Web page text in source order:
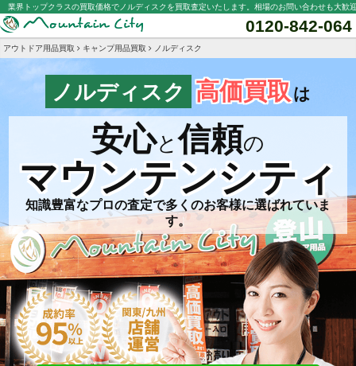
業界トップクラスの買取価格でノルディスクを買取査定いたします。相場のお問い合わせも大歓
0120-842-064
アウトドア用品買取 キャンプ用品買取 ノルディスク
ノルディスク 高価買取は
安心と信頼の
マウンテンシティ
知識豊富なプロの査定で多くのお客様に選ばれていま
す。